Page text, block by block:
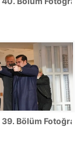
39. Bölüm